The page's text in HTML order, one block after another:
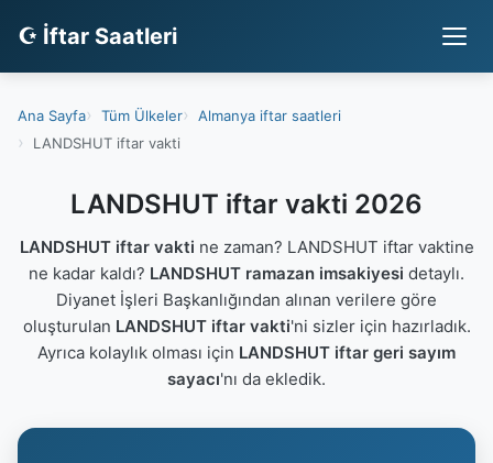
☪ İftar Saatleri
Ana Sayfa Tüm Ülkeler
Almanya iftar saatleri
LANDSHUT iftar vakti
LANDSHUT iftar vakti 2026
LANDSHUT iftar vakti ne zaman? LANDSHUT iftar vaktine
ne kadar kaldı? LANDSHUT ramazan imsakiyesi detaylı.
Diyanet İşleri Başkanlığından alınan verilere göre
oluşturulan LANDSHUT iftar vakti'ni sizler için hazırladık.
Ayrıca kolaylık olması için LANDSHUT iftar geri sayım
sayacı'nı da ekledik.